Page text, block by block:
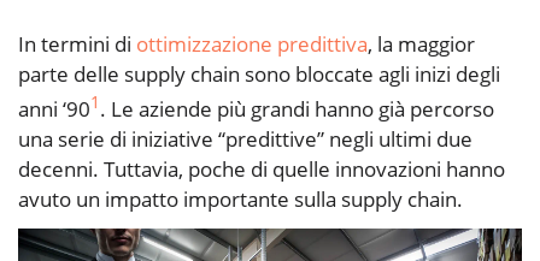
In termini di ottimizzazione predittiva, la maggior
parte delle supply chain sono bloccate agli inizi degli
anni ‘901 . Le aziende più grandi hanno già percorso
una serie di iniziative “predittive” negli ultimi due
decenni. Tuttavia, poche di quelle innovazioni hanno
avuto un impatto importante sulla supply chain.